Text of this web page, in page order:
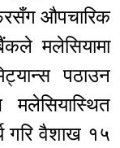
औपचारिक
मलेसियामा
पठाउन
गरि वैशाख १५